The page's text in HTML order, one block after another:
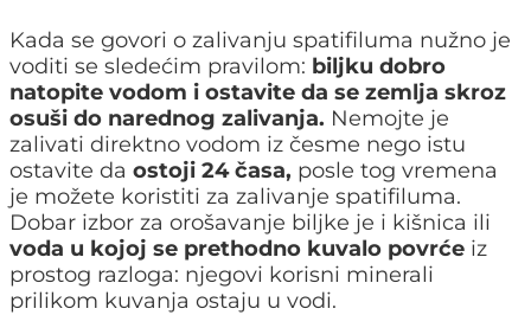
Kada se govori o zalivanju spatifiluma nužno je
voditi se sledećim pravilom: biljku dobro
natopite vodom i ostavite da se zemlja skroz
osuši do narednog zalivanja. Nemojte je
zalivati direktno vodom iz česme nego istu
ostavite da ostoji 24 časa, posle tog vremena
je možete koristiti za zalivanje spatifiluma.
Dobar izbor za orošavanje biljke je i kišnica ili
voda u kojoj se prethodno kuvalo povrće iz
prostog razloga: njegovi korisni minerali
prilikom kuvanja ostaju u vodi.